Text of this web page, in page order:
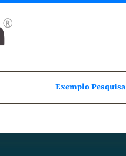
Exemplo Pesquisa